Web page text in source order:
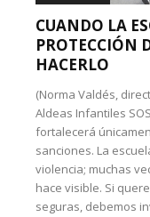
CUANDO LA
PROTECCIÓN
HACERLO
(Norma Valdés,
Aldeas Infantiles
fortalecerá
sanciones. La
violencia; muchas
hace visible. Si
seguras, debemos